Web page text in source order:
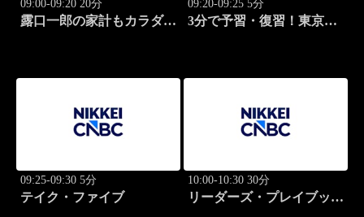
09:00-09:20 20分
露口一郎の家計もカラダも
09:20-09:25 5分
3分で予習・復習！東京市
09:25-09:30 5分
テイク・ファイブ
10:00-10:30 30分
リーダーズ・プレイブック